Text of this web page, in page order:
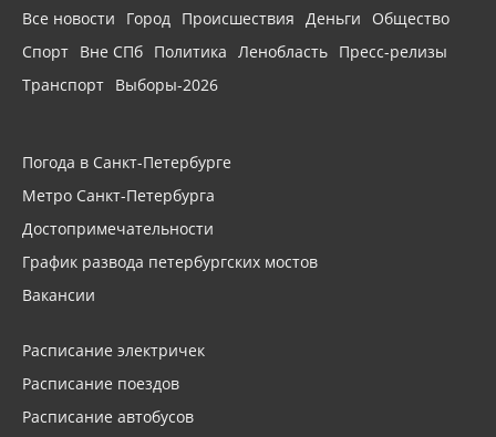
Все новости Город Происшествия Деньги
Общество
Спорт Вне СПб Политика Ленобласть Пресс-релизы
Транспорт Выборы-2026
Погода в Санкт-Петербурге
Метро Санкт-Петербурга
Достопримечательности
График развода петербургских мостов
Вакансии
Расписание электричек
Расписание поездов
Расписание автобусов